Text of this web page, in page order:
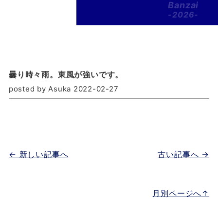
Banzai
-2026-
曇り時々雨。東風が強いです。
posted by Asuka 2022-02-27
古い記事へ →
← 新しい記事へ
月別ページへ↑